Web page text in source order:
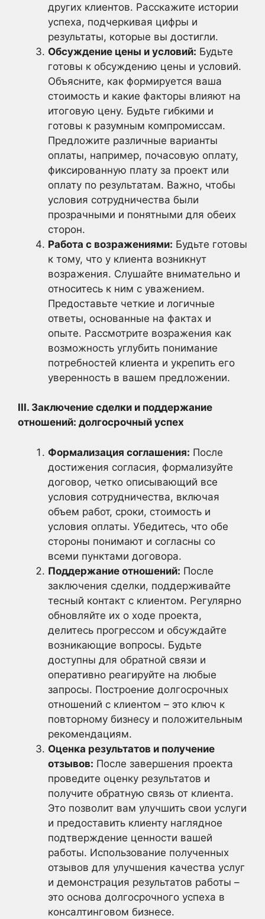
других клиентов. Расскажите истории
успеха, подчеркивая цифры и
результаты, которые вы достигли.
Обсуждение цены и условий: Будьте
готовы к обсуждению цены и условий.
Объясните, как формируется ваша
стоимость и какие факторы влияют на
итоговую цену. Будьте гибкими и
готовы к разумным компромиссам.
Предложите различные варианты
оплаты, например, почасовую оплату,
фиксированную плату за проект или
оплату по результатам. Важно, чтобы
условия сотрудничества были
прозрачными и понятными для обеих
сторон.
Работа с возражениями: Будьте готовы
к тому, что у клиента возникнут
возражения. Слушайте внимательно и
относитесь к ним с уважением.
Предоставьте четкие и логичные
ответы, основанные на фактах и
опыте. Рассмотрите возражения как
возможность углубить понимание
потребностей клиента и укрепить его
уверенность в вашем предложении.
III. Заключение сделки и поддержание
отношений: долгосрочный успех
Формализация соглашения: После
достижения согласия, формализуйте
договор, четко описывающий все
условия сотрудничества, включая
объем работ, сроки, стоимость и
условия оплаты. Убедитесь, что обе
стороны понимают и согласны со
всеми пунктами договора.
Поддержание отношений: После
заключения сделки, поддерживайте
тесный контакт с клиентом. Регулярно
обновляйте их о ходе проекта,
делитесь прогрессом и обсуждайте
возникающие вопросы. Будьте
доступны для обратной связи и
оперативно реагируйте на любые
запросы. Построение долгосрочных
отношений с клиентом – это ключ к
повторному бизнесу и положительным
рекомендациям.
Оценка результатов и получение
отзывов: После завершения проекта
проведите оценку результатов и
получите обратную связь от клиента.
Это позволит вам улучшить свои услуги
и предоставить клиенту наглядное
подтверждение ценности вашей
работы. Использование полученных
отзывов для улучшения качества услуг
и демонстрация результатов работы –
это основа долгосрочного успеха в
консалтинговом бизнесе.